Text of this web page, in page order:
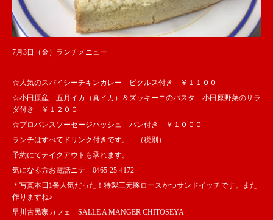
7月3日（金）ランチメニュー
☆人気のスパイシーチキンカレー ピクルス付き ￥１１００
☆小田原産 五月イカ（真イカ）＆ズッキーニのパスタ 小田原野菜のサラ
ダ付き ￥１２００
☆プロバンスソーセージハッシュ パン付き ￥１０００
ランチはすべてドリンク付きです。 （税別）
予約にてテイクアウトも承れます。
気になる方お電話ニテ 0465-25-4172
＊写真本日1番人気だった！特製三元豚ロースかつサンドイッチです。また
作りますね♪
早川古民家カフェ SALLE A MANGER CHITOSEYA